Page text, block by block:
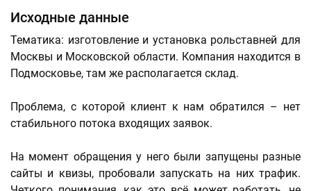
Исходные данные
Тематика: изготовление и установка рольставней для
Москвы и Московской области. Компания находится в
Подмосковье, там же располагается склад.
Проблема, с которой клиент к нам обратился – нет
стабильного потока входящих заявок.
На момент обращения у него были запущены разные
сайты и квизы, пробовали запускать на них трафик.